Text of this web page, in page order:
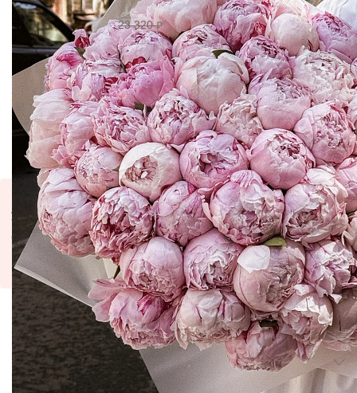
23 320 20288
Купить
Купить в 1 клик
В избранное
К каждому букету - подкормка для цветов и инструкция по
уходу. Наличие уточняйте у оператора.
Оттенок и размер бутона могут немного отличаться от
представленного на фото. Фото готового букета высылается
при согласовании услуги с оператором.
Информация о товаре
В комплекте фирменная упаковка
Оплата
Банковской картой - MasterCard, MasterCard Electronic,
Maestro, Visa, Visa Electron.
Доставка
Самовывоз - бесплатно.